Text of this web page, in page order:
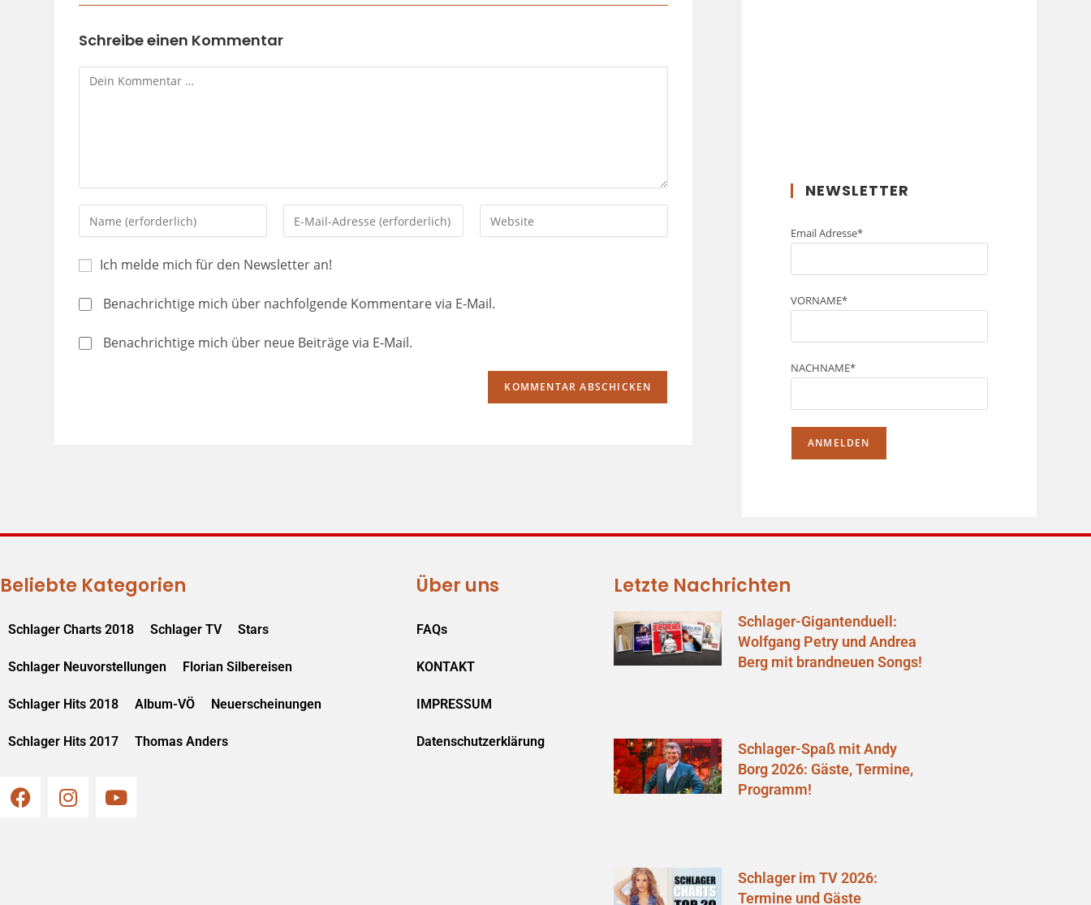
Schreibe einen Kommentar
Ich melde mich für den Newsletter an!
Benachrichtige mich über nachfolgende Kommentare via E-Mail.
Benachrichtige mich über neue Beiträge via E-Mail.
NEWSLETTER
Email Adresse*
VORNAME*
NACHNAME*
Beliebte Kategorien
Schlager Charts 2018 Schlager TV Stars
Schlager Neuvorstellungen Florian Silbereisen
Schlager Hits 2018 Album-VÖ Neuerscheinungen
Schlager Hits 2017 Thomas Anders
Über uns
FAQs
KONTAKT
IMPRESSUM
Datenschutzerklärung
Letzte Nachrichten
Schlager-Gigantenduell:
Wolfgang Petry und Andrea
Berg mit brandneuen Songs!
Schlager-Spaß mit Andy
Borg 2026: Gäste, Termine,
Programm!
Schlager im TV 2026:
Termine und Gäste